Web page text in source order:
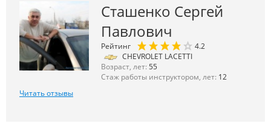
Сташенко Сергей
Павлович
Рейтинг
4.2
CHEVROLET LACETTI
Возраст, лет: 55
Стаж работы инструктором, лет: 12
Читать отзывы